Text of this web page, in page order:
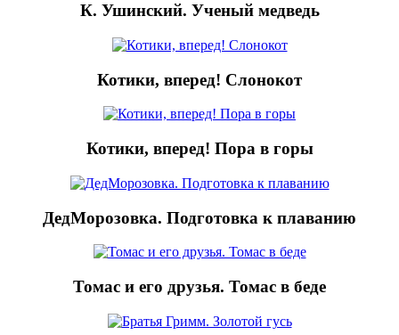
К. Ушинский. Ученый медведь
Котики, вперед! Слонокот
Котики, вперед! Пора в горы
ДедМорозовка. Подготовка к плаванию
Томас и его друзья. Томас в беде